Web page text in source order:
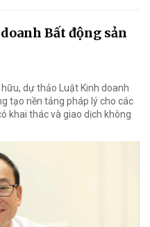
Bất động sản
dự thảo Luật Kinh doanh
tạo nền tảng pháp lý cho các
khai thác và giao dịch không